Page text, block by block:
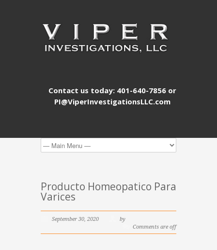
Contact us today: 401-640-7856 or
PI@ViperInvestigationsLLC.com
Producto Homeopatico Para
Varices
September 30, 2020
by
Comments are off